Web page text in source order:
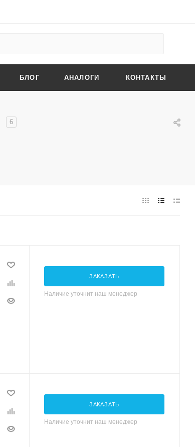
БЛОГ АНАЛОГИ КОНТАКТЫ
6
ЗАКАЗАТЬ
Наличие уточнит наш менеджер
ЗАКАЗАТЬ
Наличие уточнит наш менеджер